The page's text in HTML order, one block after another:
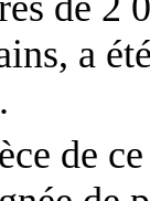
a
de